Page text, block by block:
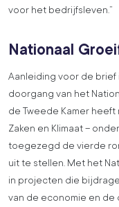
voor het bedrijfsleven.”
Nationaal
Aanleiding voor de
doorgang van het
de Tweede Kamer
Zaken en Klimaat –
toegezegd de vierde
uit te stellen. Met het
in projecten die
van de economie en de